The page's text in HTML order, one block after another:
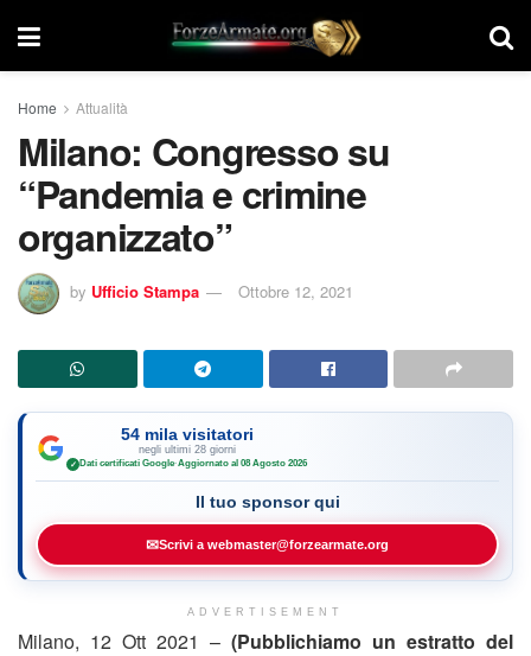
Home Attualità
Milano: Congresso su
“Pandemia e crimine
organizzato”
by Ufficio Stampa Ottobre 12, 2021
54 mila visitatori
negli ultimi 28 giorni
✓ Dati certificati Google·Aggiornato al 08 Agosto 2026
Il tuo sponsor qui
✉Scrivi a webmaster@forzearmate.org
ADVERTISEMENT
Milano, 12 Ott 2021 – (Pubblichiamo un estratto del